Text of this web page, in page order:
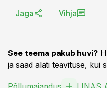
Jaga Vihja
See teema pakub huvi?
ja saad alati teavituse, kui
Põllumajandus LINAS